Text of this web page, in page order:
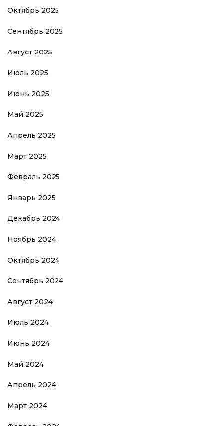
Октябрь 2025
Сентябрь 2025
Август 2025
Июль 2025
Июнь 2025
Май 2025
Апрель 2025
Март 2025
Февраль 2025
Январь 2025
Декабрь 2024
Ноябрь 2024
Октябрь 2024
Сентябрь 2024
Август 2024
Июль 2024
Июнь 2024
Май 2024
Апрель 2024
Март 2024